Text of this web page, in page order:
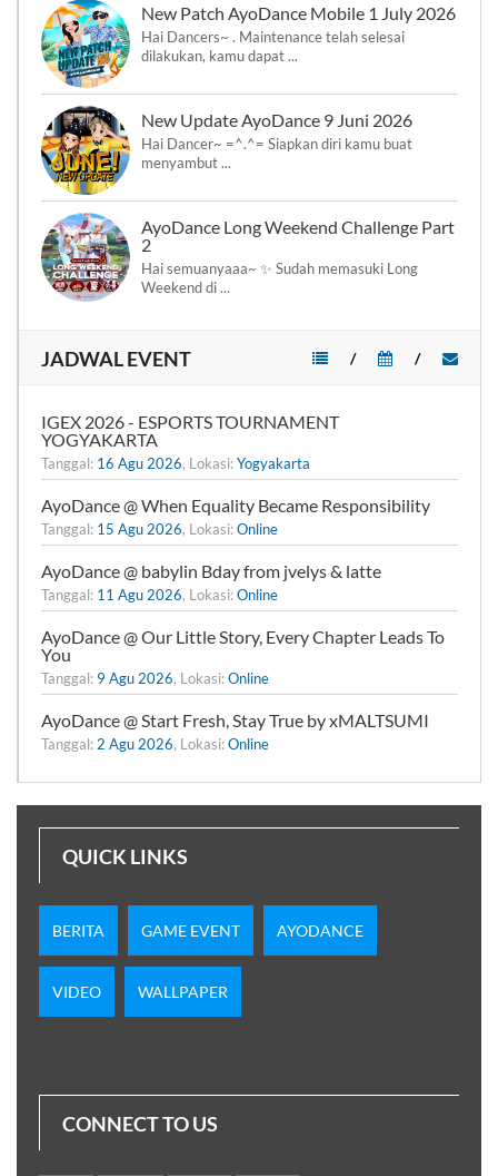
New Patch AyoDance Mobile 1 July 2026
Hai Dancers~ . Maintenance telah selesai
dilakukan, kamu dapat ...
New Update AyoDance 9 Juni 2026
Hai Dancer~ =^.^= Siapkan diri kamu buat
menyambut ...
AyoDance Long Weekend Challenge Part
2
Hai semuanyaaa~ ✨ Sudah memasuki Long
Weekend di ...
JADWAL EVENT /
/
IGEX 2026 - ESPORTS TOURNAMENT
YOGYAKARTA
Tanggal: 16 Agu 2026, Lokasi:Yogyakarta
AyoDance @ When Equality Became Responsibility
Tanggal: 15 Agu 2026, Lokasi:Online
AyoDance @ babylin Bday from jvelys & latte
Tanggal: 11 Agu 2026, Lokasi:Online
AyoDance @ Our Little Story, Every Chapter Leads To
You
Tanggal: 9 Agu 2026, Lokasi:Online
AyoDance @ Start Fresh, Stay True by xMALTSUMI
Tanggal: 2 Agu 2026, Lokasi:Online
QUICK LINKS
BERITA GAME EVENT AYODANCE
VIDEO WALLPAPER
CONNECT TO US